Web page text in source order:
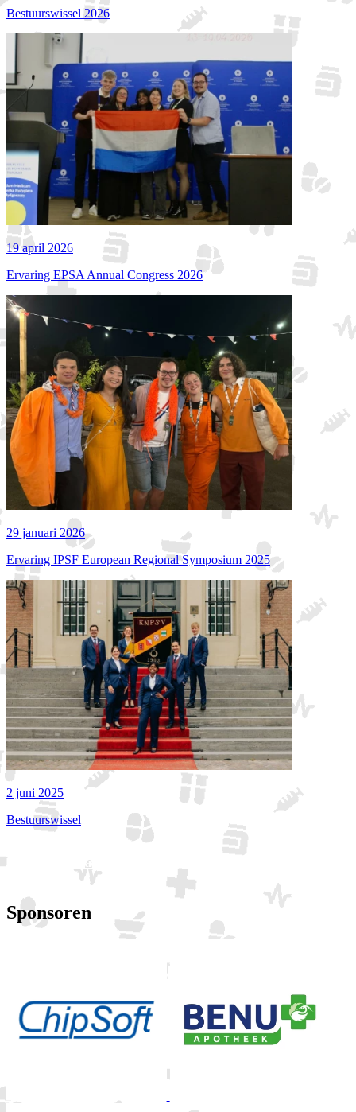
Bestuurswissel 2026
19 april 2026
Ervaring EPSA Annual Congress 2026
29 januari 2026
Ervaring IPSF European Regional Symposium 2025
2 juni 2025
Bestuurswissel
Bekijk alle actualiteiten
Sponsoren